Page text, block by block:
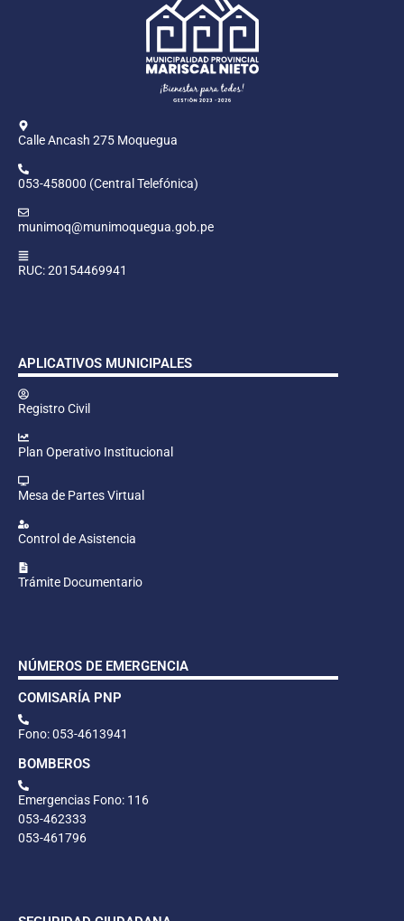
Calle Ancash 275 Moquegua
053-458000 (Central Telefónica)
munimoq@munimoquegua.gob.pe
RUC: 20154469941
APLICATIVOS MUNICIPALES
Registro Civil
Plan Operativo Institucional
Mesa de Partes Virtual
Control de Asistencia
Trámite Documentario
NÚMEROS DE EMERGENCIA
COMISARÍA PNP
Fono: 053-4613941
BOMBEROS
Emergencias Fono: 116
053-462333
053-461796